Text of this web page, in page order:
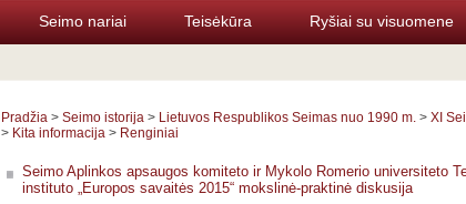
Seimo nariai Teisėkūra Ryšiai su visuomene
Pradžia > Seimo istorija > Lietuvos Respublikos Seimas nuo 1990 m. > XI
> Kita informacija > Renginiai
Seimo Aplinkos apsaugos komiteto ir Mykolo Romerio universiteto
instituto „Europos savaitės 2015“ mokslinė-praktinė diskusija